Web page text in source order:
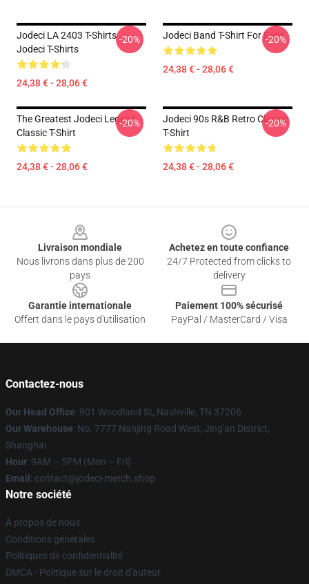
Jodeci LA 2403 T-Shirts
Jodeci T-Shirts
24,38 € - 28,06 €
-20% Jodeci Band T-Shirt For Fans
24,38 € - 28,06 €
-20%
The Greatest Jodeci Legend
Classic T-Shirt
24,38 € - 28,06 €
-20%
Jodeci 90s R&B Retro Classic
T-Shirt
24,38 € - 28,06 €
-20%
Livraison mondiale
Nous livrons dans plus de 200
pays
Achetez en toute confiance
24/7 Protected from clicks to
delivery
Garantie internationale
Offert dans le pays d'utilisation
Paiement 100% sécurisé
PayPal / MasterCard / Visa
Contactez-nous
Our Head Office: 901 Woodland St, Nashville, TN 37206
Our Warehouse: No. 7777 Nanjing Road West, Jing'an District,
Shanghai
Hour: 9AM – 5PM (Mon – Fri)
Email : contact@jodeci-merch.shop
Notre société
À propos de nous
Conditions générales
Politiques de confidentialité
DMCA - Politique sur le droit d'auteur